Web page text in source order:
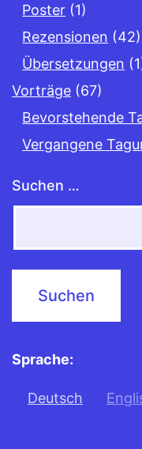
Poster (1)
Rezensionen (42)
Übersetzungen
Vorträge (67)
Bevorstehende
Vergangene
Suchen …
Sprache:
Deutsch